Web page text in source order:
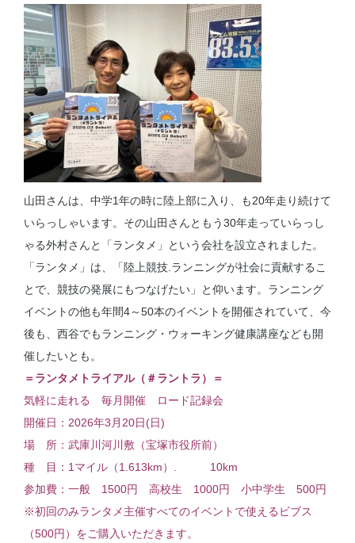
山田さんは、中学1年の時に陸上部に入り、も20年走り続けて
いらっしゃいます。その山田さんともう30年走っていらっし
ゃる外村さんと「ランタメ」という会社を設立されました。
「ランタメ」は、「陸上競技.ランニングが社会に貢献するこ
とで、競技の発展にもつなげたい」と仰います。ランニング
イベントの他も年間4～50本のイベントを開催されていて、今
後も、西谷でもランニング・ウォーキング健康講座なども開
催したいとも。
＝ランタメトライアル（＃ラントラ）＝
気軽に走れる 毎月開催 ロード記録会
開催日：2026年3月20日(日)
場 所：武庫川河川敷（宝塚市役所前）
種 目：1マイル（1.613km）. 10km
参加費：一般 1500円 高校生 1000円 小中学生 500円
※初回のみランタメ主催すべてのイベントで使えるビブス
（500円）をご購入いただきます。